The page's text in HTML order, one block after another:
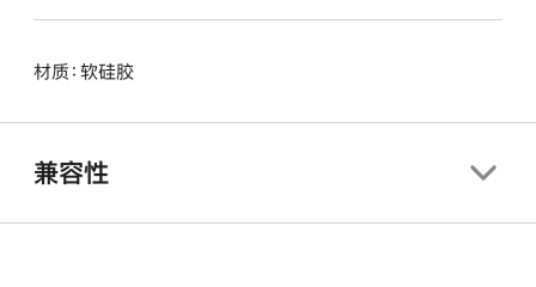
材质：软硅胶
兼容性